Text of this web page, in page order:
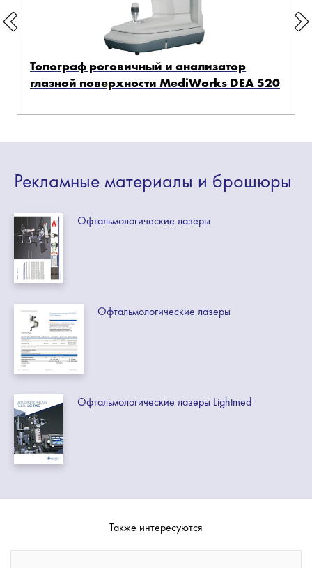
Топограф роговичный и анализатор
глазной поверхности MediWorks DEA 520
Рекламные материалы и брошюры
Офтальмологические лазеры
Офтальмологические лазеры
Офтальмологические лазеры Lightmed
Также интересуются